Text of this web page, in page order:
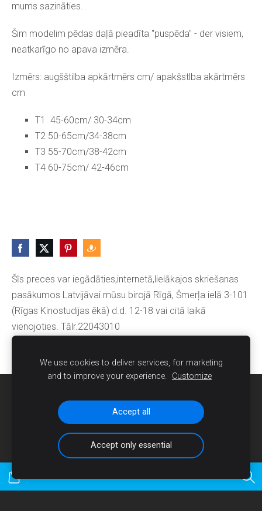
Šīs preces var iegādāties,internetā,lielākajos skriešanas
pasākumos Latvijāvai mūsu birojā Rīgā, Šmerļa ielā 3-101
(Rīgas Kinostudijas ēkā) d.d. 12-18 vai citā laikā
vienojoties. Tālr.22043010
mums sazināties.
Šim modelim pēdas daļā pieadīta "puspēda" - der visiem,
neatkarīgo no apava izmēra.
Izmērs: augšštilba apkārtmērs cm/ apakšstlba akārtmērs
cm
T1 45-60cm/ 30-34cm
T2 50-65cm/34-38cm
T3 55-70cm/38-42cm
T4 60-75cm/ 42-46cm
We use cookies to deliver services, for marketing
and to improve your experience.
Customize
Accept all
Accept only essential